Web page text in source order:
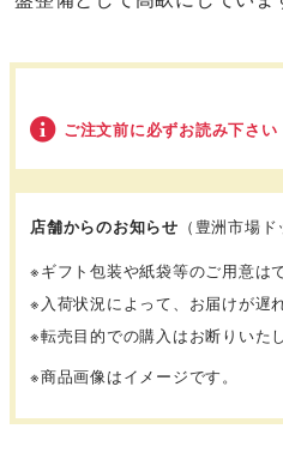
ご注文前に必ずお読み下さい
店舗からのお知らせ （豊洲市場ド
※ギフト包装や紙袋等のご用意は
※入荷状況によって、お届けが遅
※転売目的での購入はお断りいたし
※商品画像はイメージです。